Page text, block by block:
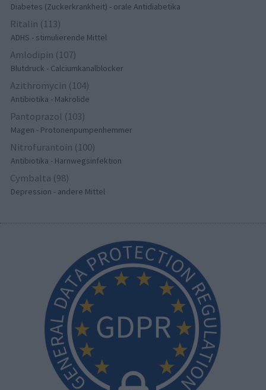
Diabetes (Zuckerkrankheit) - orale Antidiabetika
Ritalin (113)
ADHS - stimulierende Mittel
Amlodipin (107)
Blutdruck - Calciumkanalblocker
Azithromycin (104)
Antibiotika - Makrolide
Pantoprazol (103)
Magen - Protonenpumpenhemmer
Nitrofurantoin (100)
Antibiotika - Harnwegsinfektion
Cymbalta (98)
Depression - andere Mittel